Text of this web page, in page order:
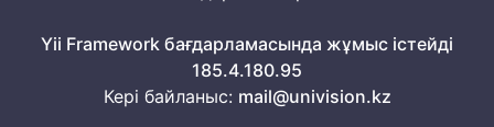
Yii Framework бағдарламасында жұмыс істейді
185.4.180.95
Кері байланыс: mail@univision.kz